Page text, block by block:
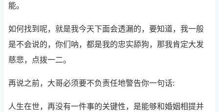
能。
如何找到呢，就是我今天下面会透漏的，要知道，我一般
是不会说的，你们呐，都是我的忠实舔狗，那我肯定大发
慈悲，点拨一二。
再说之前，大哥必须要不负责任地警告你一句话:
人生在世，再没有一件事的关键性，是能够和婚姻相提并